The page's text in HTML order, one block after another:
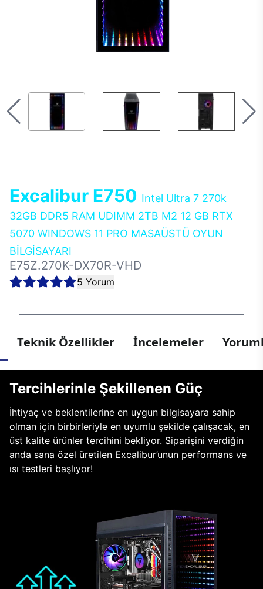
Excalibur E750 Intel Ultra 7 270k
32GB DDR5 RAM UDIMM 2TB M2 12 GB RTX
5070 WINDOWS 11 PRO MASAÜSTÜ OYUN
BİLGİSAYARI
E75Z.270K-DX70R-VHD
5 Yorum
Teknik Özellikler İncelemeler
Tercihlerinle Şekillenen Güç
İhtiyaç ve beklentilerine en uygun bilgisayara sahip
olman için birbirleriyle en uyumlu şekilde çalışacak, en
üst kalite ürünler tercihini bekliyor. Siparişini verdiğin
anda sana özel üretilen Excalibur’unun performans ve
ısı testleri başlıyor!